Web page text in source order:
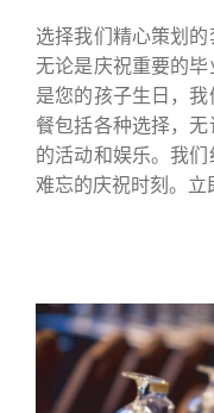
选择我们精心策划的
无论是庆祝重要的
是您的孩子生日，
餐包括各种选择，
的活动和娱乐。我
难忘的庆祝时刻。立
名字:
姓氏:
电话号码: